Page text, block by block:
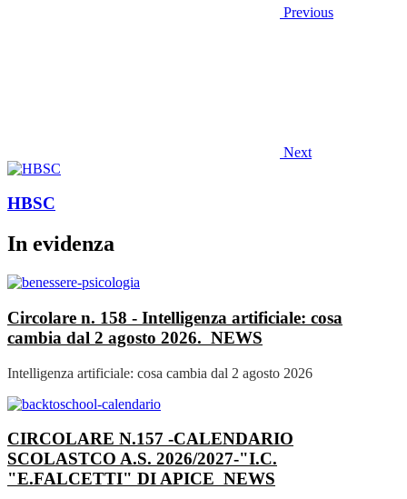
Previous
Next
HBSC
In evidenza
Circolare n. 158 - Intelligenza artificiale: cosa
cambia dal 2 agosto 2026. NEWS
Intelligenza artificiale: cosa cambia dal 2 agosto 2026
CIRCOLARE N.157 -CALENDARIO
SCOLASTCO A.S. 2026/2027-"I.C.
"E.FALCETTI" DI APICE NEWS